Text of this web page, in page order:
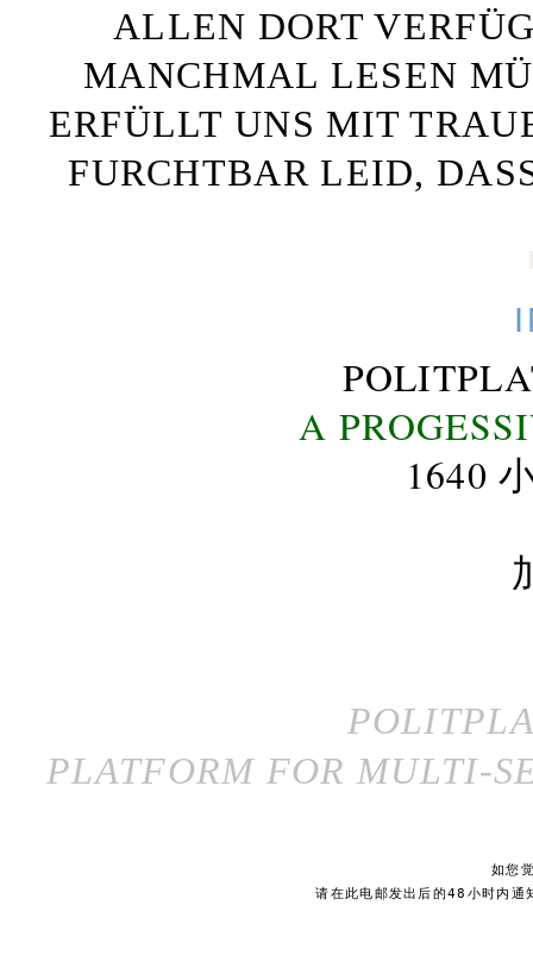
ALLEN DORT
MANCHMAL LESEN
ERFÜLLT UNS MIT
FURCHTBAR LEID,
A
1640
PLATFORM FOR MULTI-
如您
请在此电邮发出后的48小时内通